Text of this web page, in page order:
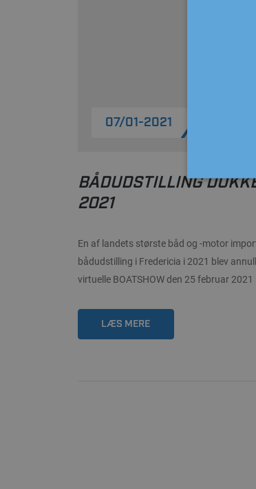
07/01-2021
BÅDUDSTILLING
2021
En af landets største båd og -motor
bådudstilling i Fredericia i 2021 blev
virtuelle BOATSHOW den 25 februar 2021
LÆS MERE